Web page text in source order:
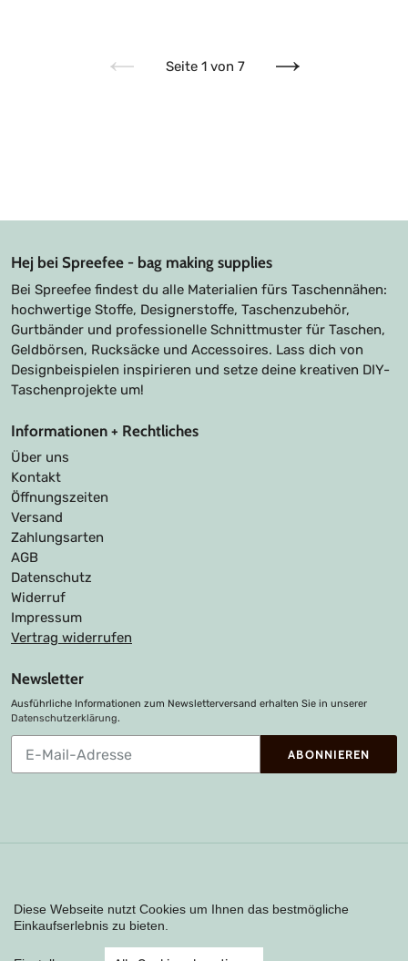
Vorherige
Seite 1 von 7
Nächste
Hej bei Spreefee - bag making supplies
Bei Spreefee findest du alle Materialien fürs Taschennähen:
hochwertige Stoffe, Designerstoffe, Taschenzubehör,
Gurtbänder und professionelle Schnittmuster für Taschen,
Geldbörsen, Rucksäcke und Accessoires. Lass dich von
Designbeispielen inspirieren und setze deine kreativen DIY-
Taschenprojekte um!
Informationen + Rechtliches
Über uns
Kontakt
Öffnungszeiten
Versand
Zahlungsarten
AGB
Datenschutz
Widerruf
Impressum
Vertrag widerrufen
Newsletter
Ausführliche Informationen zum Newsletterversand erhalten Sie in unserer
Datenschutzerklärung.
unsere
ABONNIEREN
Instagram
Diese Webseite nutzt Cookies um Ihnen das bestmögliche
Einkaufserlebnis zu bieten.